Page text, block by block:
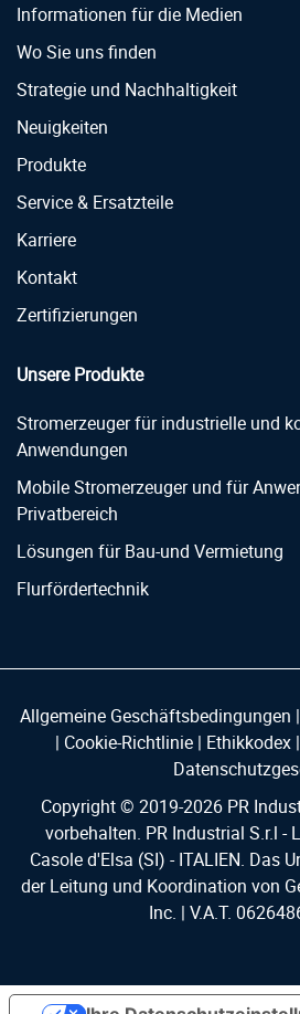
Informationen für die Medien
Wo Sie uns finden
Strategie und Nachhaltigkeit
Neuigkeiten
Produkte
Service & Ersatzteile
Karriere
Kontakt
Zertifizierungen
Unsere Produkte
Stromerzeuger für industrielle und
Anwendungen
Mobile Stromerzeuger und für
Privatbereich
Lösungen für Bau-und Vermietung
Flurfördertechnik
Allgemeine Geschäftsbedingungen |
| Cookie-Richtlinie| Ethikkodex|
Copyright © 2019-2026 PR
vorbehalten. PR Industrial S.r.l -
Casole d'Elsa (SI) - ITALIEN. Das
der Leitung und Koordination von
Inc. | V.A.T.